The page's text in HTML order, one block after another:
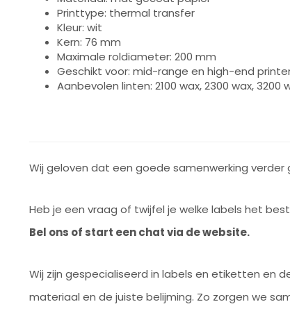
Printtype: thermal transfer
Kleur: wit
Kern: 76 mm
Maximale roldiameter: 200 mm
Geschikt voor: mid-range en high-end
Aanbevolen linten: 2100 wax, 2300 wax, 3200
Wij geloven dat een goede samenwerking
Heb je een vraag of twijfel je welke labels het
Bel ons of start een chat via de website.
Wij zijn gespecialiseerd in labels en etiketten en
materiaal en de juiste belijming. Zo zorgen we